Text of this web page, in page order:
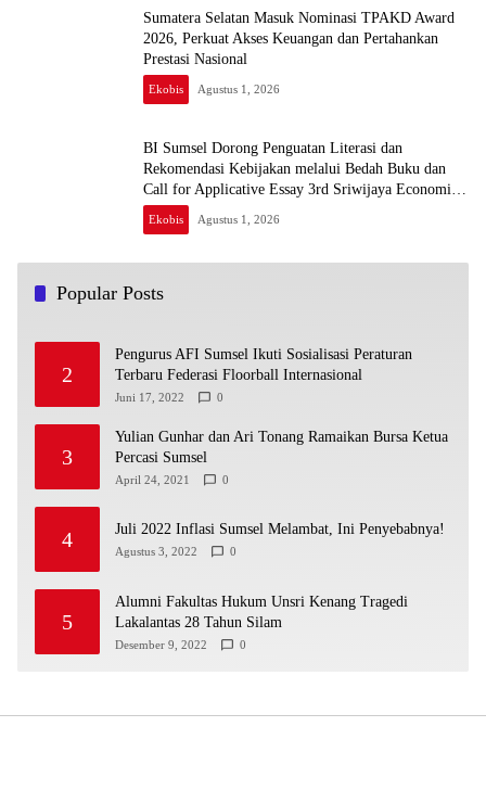
Sumatera Selatan Masuk Nominasi TPAKD Award
2026, Perkuat Akses Keuangan dan Pertahankan
Prestasi Nasional
Ekobis Agustus 1, 2026
BI Sumsel Dorong Penguatan Literasi dan
Rekomendasi Kebijakan melalui Bedah Buku dan
Call for Applicative Essay 3rd Sriwijaya Economic
Forum 2026
Ekobis Agustus 1, 2026
Popular Posts
2
Pengurus AFI Sumsel Ikuti Sosialisasi Peraturan
Terbaru Federasi Floorball Internasional
Juni 17, 2022 0
3
Yulian Gunhar dan Ari Tonang Ramaikan Bursa Ketua
Percasi Sumsel
April 24, 2021 0
4 Juli 2022 Inflasi Sumsel Melambat, Ini Penyebabnya!
Agustus 3, 2022 0
5
Alumni Fakultas Hukum Unsri Kenang Tragedi
Lakalantas 28 Tahun Silam
Desember 9, 2022 0